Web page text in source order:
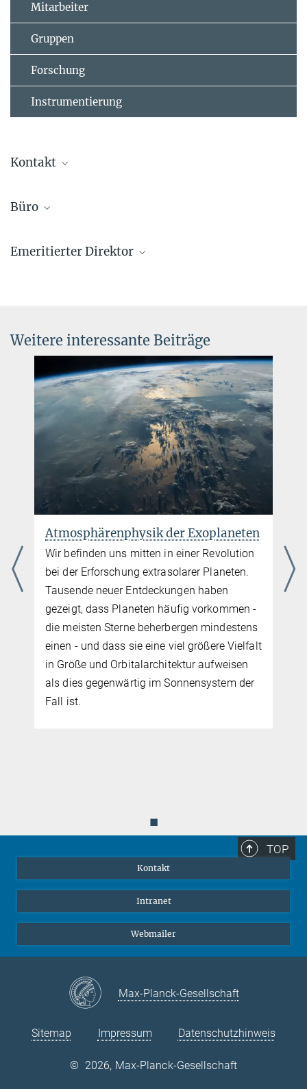
Mitarbeiter
Gruppen
Forschung
Instrumentierung
Kontakt
Büro
Assistenz Dr. Myriam Benisty, Abteilung PFE
Emeritierter Direktor
Weitere interessante Beiträge
Atmosphärenphysik der Exoplaneten
Wir befinden uns mitten in einer Revolution
bei der Erforschung extrasolarer Planeten.
Tausende neuer Entdeckungen haben
gezeigt, dass Planeten häufig vorkommen -
die meisten Sterne beherbergen mindestens
einen - und dass sie eine viel größere Vielfalt
in Größe und Orbitalarchitektur aufweisen
als dies gegenwärtig im Sonnensystem der
Fall ist.
◼
TOP
Kontakt
Intranet
Webmailer
Max-Planck-Gesellschaft
Sitemap Impressum Datenschutzhinweis
© 2026, Max-Planck-Gesellschaft